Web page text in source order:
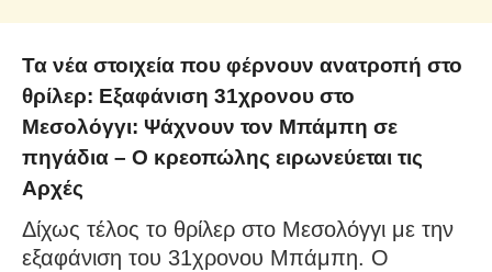
Τα νέα στοιχεία που φέρνουν ανατροπή στο
θρίλερ: Εξαφάνιση 31χρονου στο
Μεσολόγγι: Ψάχνουν τον Μπάμπη σε
πηγάδια – Ο κρεοπώλης ειρωνεύεται τις
Αρχές
Δίχως τέλος το θρίλερ στο Μεσολόγγι με την
εξαφάνιση του 31χρονου Μπάμπη. Ο